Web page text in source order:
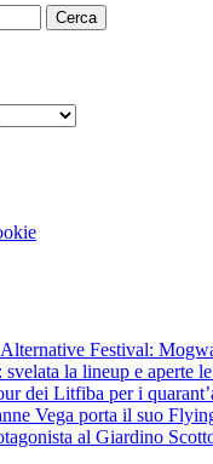
Festival:
la lineup e aperte
dei Litfiba per i
Vega porta il suo
al Giardino